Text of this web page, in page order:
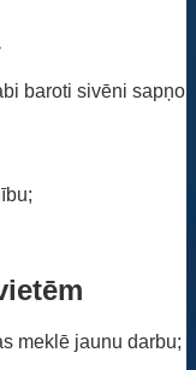
baroti sivēni sapņo
meklē jaunu darbu;